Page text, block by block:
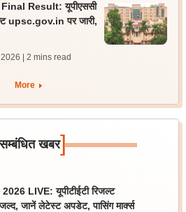
Result: यूपीएससी
upsc.gov.in पर जारी,
| 2 mins read
More
खबर]
LIVE: यूपीटीईटी रिजल्ट
जानें लेटेस्ट अपडेट, पासिंग मार्क्स